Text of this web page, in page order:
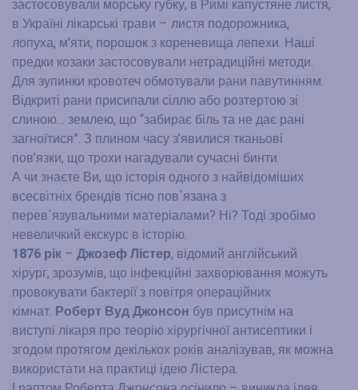
застосовували морську губку, в Римі капустяне листя,
в Україні лікарські трави – листя подорожника,
лопуха, м’яти, порошок з кореневища лепехи. Наші
предки козаки застосовували нетрадиційні методи.
Для зупинки кровотеч обмотували рани павутинням.
Відкриті рани присипали сіллю або розтертою зі
слиною… землею, що “забирає біль та не дає рані
загноїтися”. З плином часу з’явилися тканьові
пов’язки, що трохи нагадували сучасні бинти.
А чи знаєте Ви, що історія одного з найвідоміших
всесвітніх брендів тісно пов`язана з
перев`язувальними матеріалами? Ні? Тоді зробімо
невеличкий екскурс в історію.
1876 рік – Джозеф Лістер, відомий англійський
хірург, зрозумів, що інфекційні захворювання можуть
провокувати бактерії з повітря операційних
кімнат. Роберт Вуд Джонсон був присутнім на
виступі лікаря про теорію хірургічної антисептики і
згодом протягом декількох років аналізував, як можна
використати на практиці ідею Лістера.